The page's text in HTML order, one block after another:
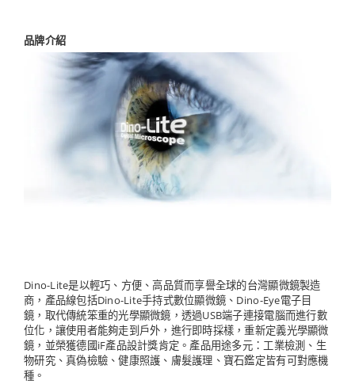
品牌介紹
Dino-Lite是以輕巧、方便、高品質而享譽全球的台灣顯微鏡製造
商，產品線包括Dino-Lite手持式數位顯微鏡、Dino-Eye電子目
鏡，取代傳統笨重的光學顯微鏡，透過USB端子連接電腦而進行數
位化，讓使用者能夠走到戶外，進行即時採樣，重新定義光學顯微
鏡，並榮獲德國iF產品設計獎肯定。產品用途多元：工業檢測、生
物研究、真偽檢驗、健康照護、膚髮護理、寶石鑑定皆有可對應機
種。